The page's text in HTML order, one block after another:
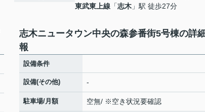
東武東上線 「志木 」駅 徒歩27分
志木ニュータウン中央の森参番街5号棟の詳
報
設備条件
設備(その他) -
駐車場/月額 空無/ ※空き状況要確認